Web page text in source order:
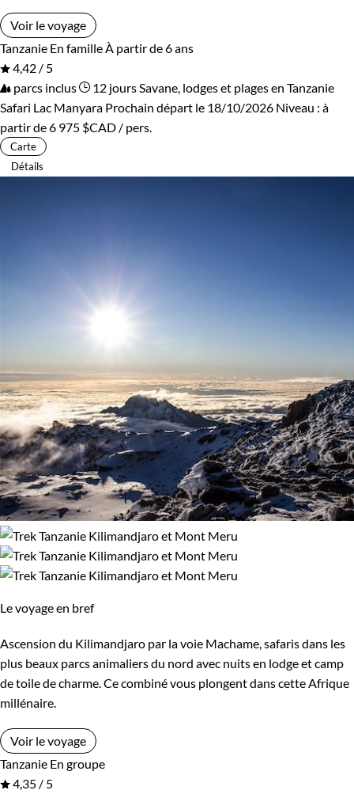
Voir le voyage
Tanzanie En famille À partir de 6 ans
4,42 / 5
parcs inclus
12 jours Savane, lodges et plages en Tanzanie
Safari Lac Manyara Prochain départ le 18/10/2026 Niveau : à
partir de6 975 $CAD / pers.
Carte
Détails
Le voyage en bref
Ascension du Kilimandjaro par la voie Machame, safaris dans les
plus beaux parcs animaliers du nord avec nuits en lodge et camp
de toile de charme. Ce combiné vous plongent dans cette Afrique
millénaire.
Voir le voyage
Tanzanie En groupe
4,35 / 5